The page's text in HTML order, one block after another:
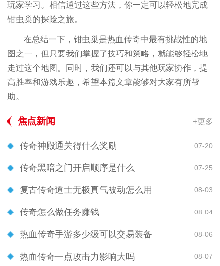
玩家学习。相信通过这些方法，你一定可以轻松地完成
钳虫巢的探险之旅。
在总结一下，钳虫巢是热血传奇中最有挑战性的地
图之一，但只要我们掌握了技巧和策略，就能够轻松地
走过这个地图。同时，我们还可以与其他玩家协作，提
高胜率和游戏乐趣，希望本篇文章能够对大家有所帮
助。
焦点新闻 +更多
传奇神殿通关得什么奖励 07-20
传奇黑暗之门开启顺序是什么 07-25
复古传奇道士无极真气被动怎么用 08-03
传奇怎么做任务赚钱 08-04
热血传奇手游多少级可以交易装备 08-06
热血传奇一点攻击力影响大吗 08-07